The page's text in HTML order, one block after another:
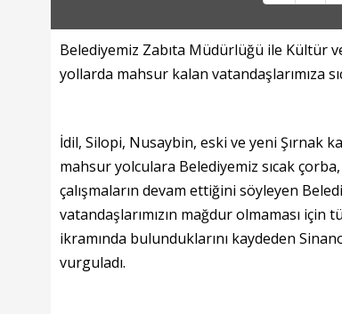
Belediyemiz Zabıta Müdürlüğü ile Kültür
yollarda mahsur kalan vatandaşlarımıza
İdil, Silopi, Nusaybin, eski ve yeni Şırnak
mahsur yolculara Belediyemiz sıcak
çalışmaların devam ettiğini söyleyen
vatandaşlarımızın mağdur olmaması için
ikramında bulunduklarını kaydeden
vurguladı.